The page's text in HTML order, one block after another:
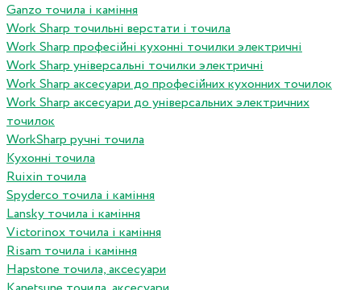
Ganzo точила і каміння
Work Sharp точильні верстати і точила
Work Sharp професiйнi кухоннi точилки электричнi
Work Sharp унiверсальнi точилки электричнi
Work Sharp аксесуари до професiйних кухонних точилок
Work Sharp аксесуари до унiверсальних электричних
точилок
WorkSharp ручні точила
Кухонні точила
Ruixin точила
Spyderco точила і каміння
Lansky точила і каміння
Victorinox точила і каміння
Risam точила і каміння
Hapstone точила, аксесуари